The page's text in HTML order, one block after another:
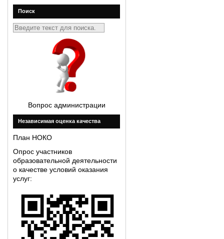
Поиск
Вопрос администрации
Незавиcимая оценка качества
План НОКО
Опрос участников
образовательной деятельности
о качестве условий оказания
услуг: